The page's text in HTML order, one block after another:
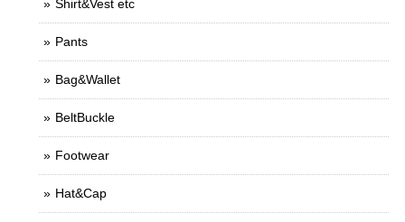
Shirt&Vest etc
Pants
Bag&Wallet
BeltBuckle
Footwear
Hat&Cap